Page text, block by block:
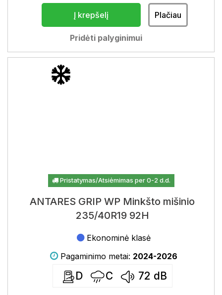
Į krepšelį Plačiau
Pridėti palyginimui
Pristatymas/Atsiėmimas per 0-2 d.d.
ANTARES GRIP WP Minkšto mišinio
235/40R19 92H
Ekonominė klasė
Pagaminimo metai: 2024-2026
D C 72 dB